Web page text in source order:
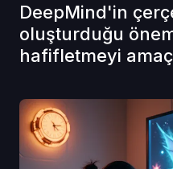
DeepMind'in
oluşturduğu
hafifletmeyi